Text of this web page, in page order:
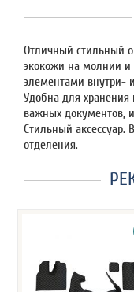
Отличный стильный
экокожи на молнии
элементами внутри-
Удобна для хранения
важных документов,
Стильный
отделения.